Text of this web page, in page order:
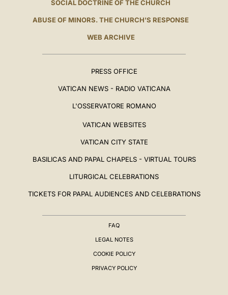
SOCIAL DOCTRINE OF THE CHURCH
ABUSE OF MINORS. THE CHURCH'S RESPONSE
WEB ARCHIVE
PRESS OFFICE
VATICAN NEWS - RADIO VATICANA
L'OSSERVATORE ROMANO
VATICAN WEBSITES
VATICAN CITY STATE
BASILICAS AND PAPAL CHAPELS - VIRTUAL TOURS
LITURGICAL CELEBRATIONS
TICKETS FOR PAPAL AUDIENCES AND CELEBRATIONS
FAQ
LEGAL NOTES
COOKIE POLICY
PRIVACY POLICY